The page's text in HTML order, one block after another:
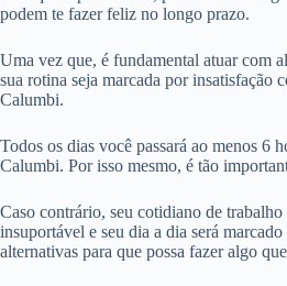
podem te fazer feliz no longo prazo.
Uma vez que, é fundamental atuar com
sua rotina seja marcada por insatisfação
Calumbi.
Todos os dias você passará ao menos 6
Calumbi. Por isso mesmo, é tão
Caso contrário, seu cotidiano de
insuportável e seu dia a dia será
alternativas para que possa fazer algo